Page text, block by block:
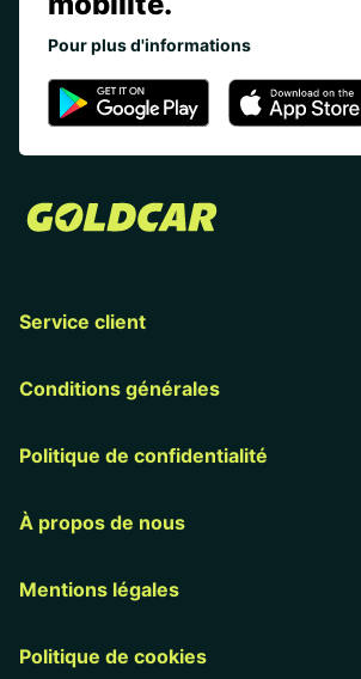
Pour plus d'informations
Service client
Conditions générales
Politique de confidentialité
À propos de nous
Mentions légales
Politique de cookies